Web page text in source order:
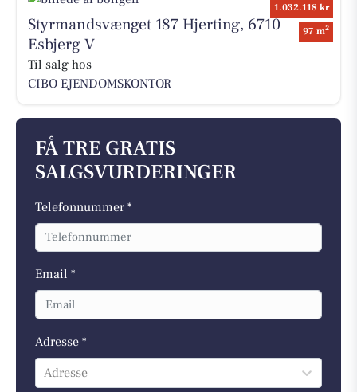
1.032.118 kr
97 m2
Styrmandsvænget 187 Hjerting, 6710
Esbjerg V
Til salg hos
CIBO EJENDOMSKONTOR
FÅ TRE GRATIS
SALGSVURDERINGER
Telefonnummer *
Email *
Adresse *
Adresse